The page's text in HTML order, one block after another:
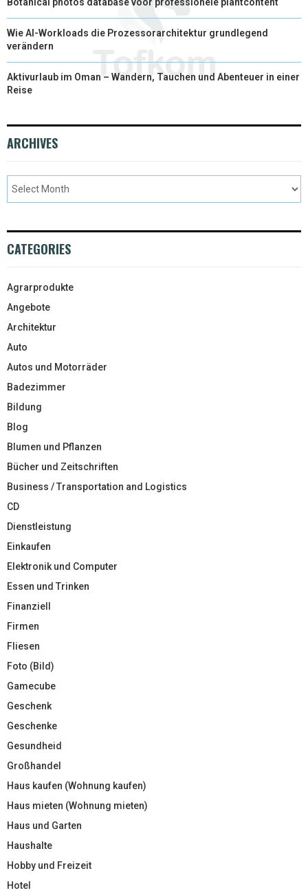
Wie AI-Workloads die Prozessorarchitektur grundlegend
verändern
Aktivurlaub im Oman – Wandern, Tauchen und Abenteuer in einer
Reise
ARCHIVES
CATEGORIES
Agrarprodukte
Angebote
Architektur
Auto
Autos und Motorräder
Badezimmer
Bildung
Blog
Blumen und Pflanzen
Bücher und Zeitschriften
Business / Transportation and Logistics
CD
Dienstleistung
Einkaufen
Elektronik und Computer
Essen und Trinken
Finanziell
Firmen
Fliesen
Foto (Bild)
Gamecube
Geschenk
Geschenke
Gesundheid
Großhandel
Haus kaufen (Wohnung kaufen)
Haus mieten (Wohnung mieten)
Haus und Garten
Haushalte
Hobby und Freizeit
Hotel